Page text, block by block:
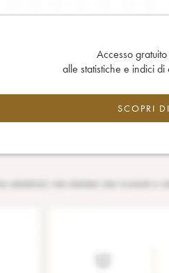
Accesso
alle statistiche e indici
SCOPRI